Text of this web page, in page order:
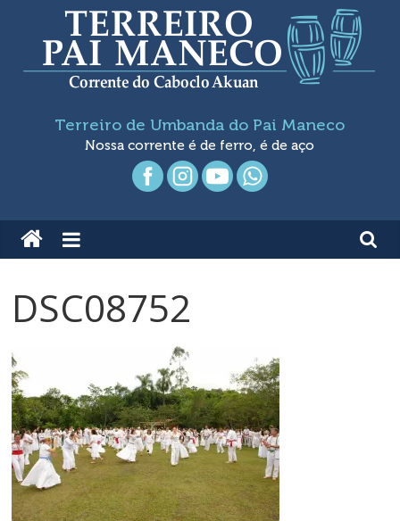
conteúdo
Terreiro
Umbanda
Pai
Maneco
Corrente
é
de
Ferro
é
de
Aço
Terreiro de Umbanda do Pai Maneco
Nossa corrente é de ferro, é de aço
DSC08752